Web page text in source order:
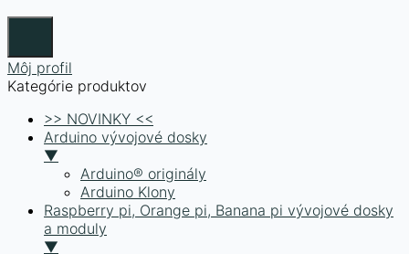
Môj profil
Kategórie produktov
>> NOVINKY <<
Arduino vývojové dosky
▼
Arduino® originály
Arduino Klony
Raspberry pi, Orange pi, Banana pi vývojové dosky
a moduly
▼